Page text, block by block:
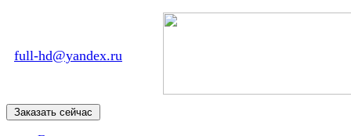
full-hd@yandex.ru